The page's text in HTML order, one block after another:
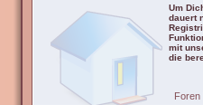
Um
dauert
mit
die
Foren